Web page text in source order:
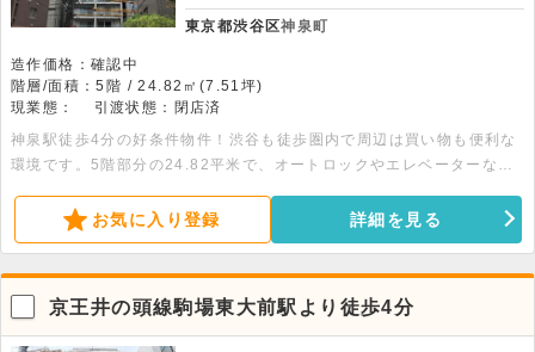
東京都渋谷区神泉町
造作価格：確認中
階層/面積：5階 / 24.82㎡(7.51坪)
現業態：
引渡状態：閉店済
神泉駅徒歩4分の好条件物件！渋谷も徒歩圏内で周辺は買い物も便利な
環境です。5階部分の24.82平米で、オートロックやエレベーターなど
お気に入り登録 詳細を見る
京王井の頭線駒場東大前駅より徒歩4分